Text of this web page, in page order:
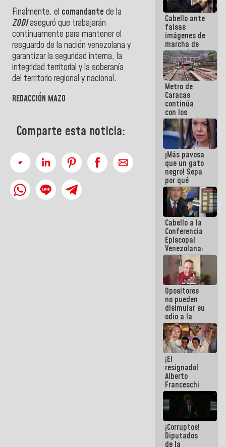
Finalmente, el comandante de la
ZODIaseguró que trabajarán
continuamente para mantener el
resguardo de la nación venezolana y
garantizar la seguridad interna, la
integridad territorial y la soberanía
del territorio regional y nacional.
REDACCIÓN MAZO
Comparte esta noticia:
Cabello ante
falsas
imágenes de
marcha de
extremistas:
Son unos
coberos,
viven de la
mentira
Metro de
Caracas
continúa
con los
trabajos de
mantenimiento
e inspección
en la Línea 2
¡Más pavosa
que un gato
negro! Sepa
por qué
dirigentes
opositores
se
desmarcan
de La Sayo
Cabello a la
Conferencia
Episcopal
Venezolana:
Son unos
inmorales,
ni una
botella de
agua han
llevado
Opositores
no pueden
disimular su
odio a la
paz del
pueblo
¡El
resignado!
Alberto
Franceschi
muestra su
frustración
ante
burguesía
de siempre
¡Corruptos!
Diputados
de la